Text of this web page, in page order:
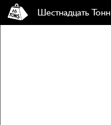
Шестнадцать Тонн